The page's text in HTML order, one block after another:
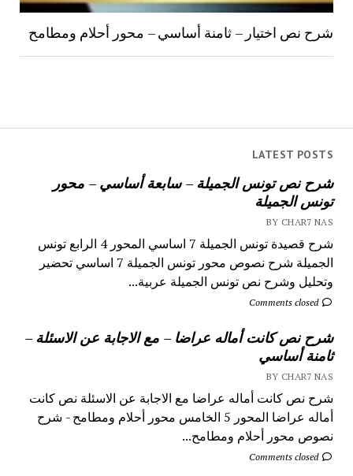
LATEST POSTS
شرح نص تونس الجميلة – سابعة أساسي – محور
تونس الجميلة
BY CHAR7 NAS
شرح قصيدة تونس الجميلة 7 اساسي المحور 4 الرابع تونس
الجميلة شرح نصوص محور تونس الجميلة 7 اساسي تحضير
وتحليل وشرح نص تونس الجميلة عربية...
Comments closed
شرح نص كانت أماله عراضا – مع الاجابة عن الاسئلة –
ثامنة أساسي
BY CHAR7 NAS
شرح نص كانت أماله عراضا مع الاجابة عن الاسئلة نص كانت
أماله عراضا المحور 5 الخامس محور أحلام ومطامح - شرح
نصوص محور أحلام ومطامح...
Comments closed
شرح نص اختيار – ثامنة أساسي – محور أحلام ومطامح